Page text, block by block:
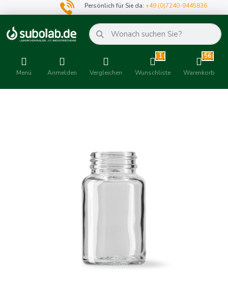
Persönlich für Sie da:+49 (0)7240-9445836
Menü Anmelden Vergleichen
1
Wunschliste
56
Warenkorb